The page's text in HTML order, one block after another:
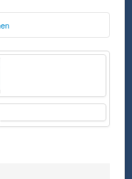
und 13 Monaten für
ist.